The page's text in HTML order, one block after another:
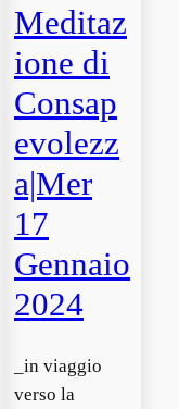
Meditaz
ione di
Consap
evolezz
a|Mer
17
Gennaio
2024
_in viaggio
verso la